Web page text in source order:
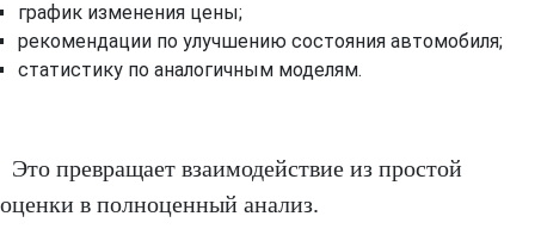
график изменения цены;
рекомендации по улучшению состояния автомобиля;
статистику по аналогичным моделям.
Это превращает взаимодействие из простой
оценки в полноценный анализ.